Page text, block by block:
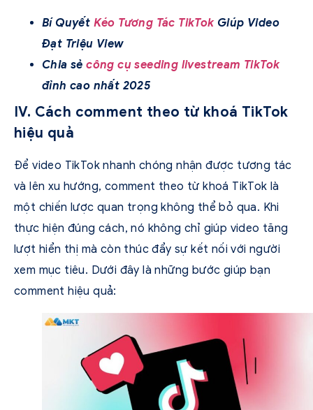
Bí Quyết Kéo Tương Tác TikTokGiúp Video
Đạt Triệu View
Chia sẻcông cụ seeding livestream TikTok
đỉnh cao nhất 2025
IV. Cách comment theo từ khoá TikTok
hiệu quả
Để video TikTok nhanh chóng nhận được tương tác
và lên xu hướng, comment theo từ khoá TikTok là
một chiến lược quan trọng không thể bỏ qua. Khi
thực hiện đúng cách, nó không chỉ giúp video tăng
lượt hiển thị mà còn thúc đẩy sự kết nối với người
xem mục tiêu. Dưới đây là những bước giúp bạn
comment hiệu quả: